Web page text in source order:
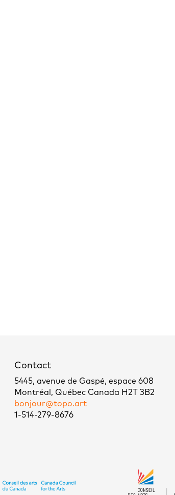
Contact
5445, avenue de Gaspé, espace 608
Montréal, Québec Canada H2T 3B2
bonjour@topo.art
1-514-279-8676